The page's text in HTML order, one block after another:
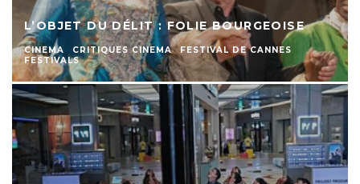
L’OBJET DU DÉLIT : FOLIE BOURGEOISE
CINEMA CRITIQUES CINEMA
FESTIVAL DE CANNES
FESTIVALS